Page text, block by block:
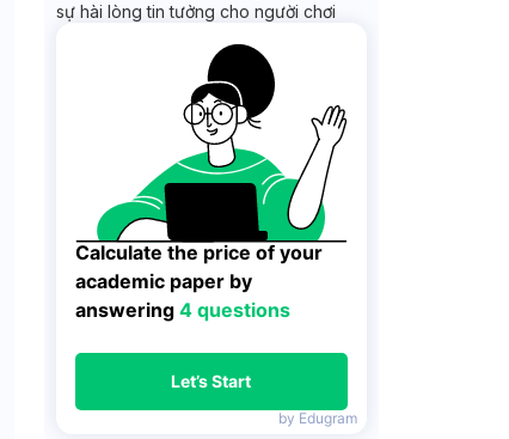
sự hài lòng tin tưởng cho người chơi
Calculate the price of your
academic paper by
answering 4 questions
Let’s Start
by Edugram